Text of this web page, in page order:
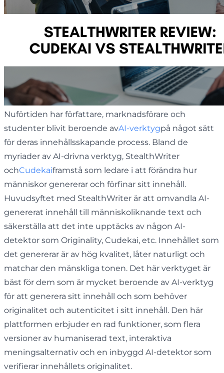
Nuförtiden har författare, marknadsförare och
studenter blivit beroende avAI-verktygpå något sätt
för deras innehållsskapande process. Bland de
myriader av AI-drivna verktyg, StealthWriter
ochCudekaiframstå som ledare i att förändra hur
människor genererar och förfinar sitt innehåll.
Huvudsyftet med StealthWriter är att omvandla AI-
genererat innehåll till människoliknande text och
säkerställa att det inte upptäcks av någon AI-
detektor som Originality, Cudekai, etc. Innehållet som
det genererar är av hög kvalitet, låter naturligt och
matchar den mänskliga tonen. Det här verktyget är
bäst för dem som är mycket beroende av AI-verktyg
för att generera sitt innehåll och som behöver
originalitet och autenticitet i sitt innehåll. Den här
plattformen erbjuder en rad funktioner, som flera
versioner av humaniserad text, interaktiva
meningsalternativ och en inbyggd AI-detektor som
verifierar innehållets originalitet.